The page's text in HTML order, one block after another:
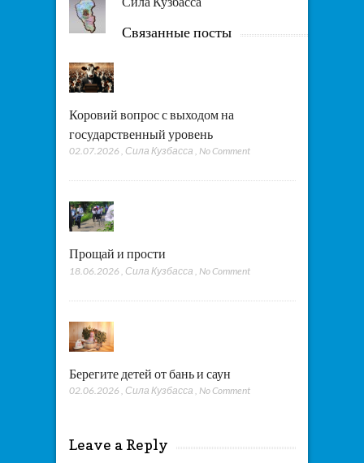
Связанные посты
Коровий вопрос с выходом на
государственный уровень
02.07.2026 , Сила Кузбасса , No Comment
Прощай и прости
18.06.2026 Сила Кузбасса No Comment
Берегите детей от бань и саун
02.06.2026 , Сила Кузбасса , No Comment
Leave a Reply